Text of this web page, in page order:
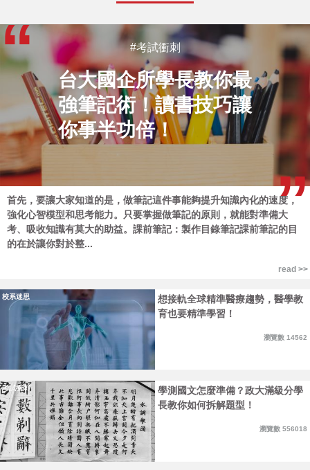
#考試衝刺
台大國企所學長教你最
強筆記術！讀書技巧讓
你事半功倍！
首先，要讓大家知道的是，做筆記這件事能夠提升知識內化的速度，
強化心智模型和思考能力。只要掌握做筆記的原則，就能對準備大
考、吸收知識有莫大的助益。課前筆記：製作目錄筆記課前筆記的目
的在於讓你對於整...
read >>
校系迷思
想接軌全球精準醫療趨勢，醫學教
育也要精準學習！
瀏覽數 14562
考試衝刺
學測國文怎麼準備？政大滿級分學
長教你如何拆解題型！
瀏覽數 556018